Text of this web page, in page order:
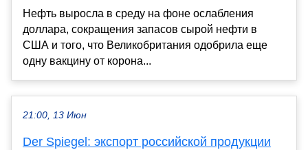
Нефть выросла в среду на фоне ослабления
доллара, сокращения запасов сырой нефти в
США и того, что Великобритания одобрила еще
одну вакцину от корона...
21:00, 13 Июн
Der Spiegel: экспорт российской продукции